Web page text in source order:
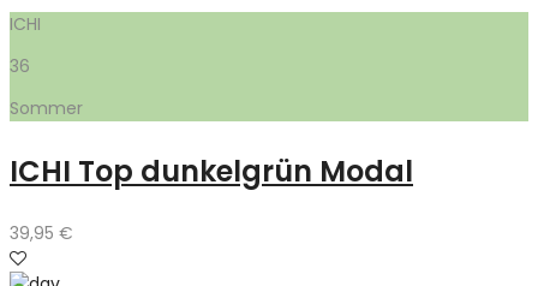
ICHI
36
Sommer
ICHI Top dunkelgrün Modal
39,95 €